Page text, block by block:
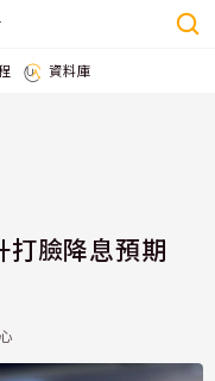
資料庫
打臉降息預期